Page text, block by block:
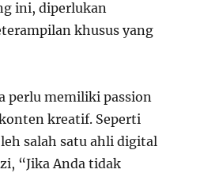
ini, diperlukan
khusus yang
perlu memiliki passion
kreatif. Seperti
salah satu ahli digital
“Jika Anda tidak